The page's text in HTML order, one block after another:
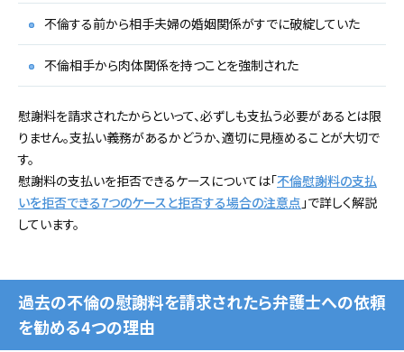
不倫する前から相手夫婦の婚姻関係がすでに破綻していた
不倫相手から肉体関係を持つことを強制された
慰謝料を請求されたからといって、必ずしも支払う必要があるとは限
りません。支払い義務があるかどうか、適切に見極めることが大切で
す。
慰謝料の支払いを拒否できるケースについては「不倫慰謝料の支払
いを拒否できる7つのケースと拒否する場合の注意点 」で詳しく解説
しています。
過去の不倫の慰謝料を請求されたら弁護士への依頼
を勧める4つの理由